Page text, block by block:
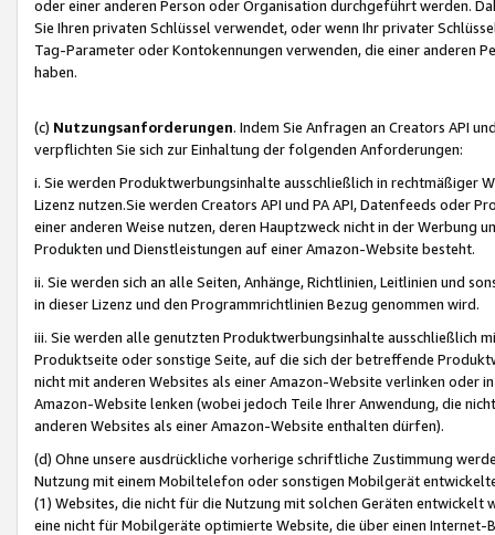
oder einer anderen Person oder Organisation durchgeführt werden.
Sie Ihren privaten Schlüssel verwendet, oder wenn Ihr privater
Tag-Parameter oder Kontokennungen verwenden, die einer anderen
haben.
(c) Nutzungsanforderungen. Indem Sie Anfragen an Creators API
verpflichten Sie sich zur Einhaltung der folgenden Anforderungen:
i. Sie werden Produktwerbungsinhalte ausschließlich in rechtmäßiger
Lizenz nutzen.Sie werden Creators API und PA API, Datenfeeds oder
einer anderen Weise nutzen, deren Hauptzweck nicht in der Werbung
Produkten und Dienstleistungen auf einer Amazon-Website besteht.
ii. Sie werden sich an alle Seiten, Anhänge, Richtlinien, Leitlinien und
in dieser Lizenz und den Programmrichtlinien Bezug genommen wird.
iii. Sie werden alle genutzten Produktwerbungsinhalte ausschließlich
Produktseite oder sonstige Seite, auf die sich der betreffende
nicht mit anderen Websites als einer Amazon-Website verlinken oder
Amazon-Website lenken (wobei jedoch Teile Ihrer Anwendung, die
anderen Websites als einer Amazon-Website enthalten dürfen).
(d) Ohne unsere ausdrückliche vorherige schriftliche Zustimmung
Nutzung mit einem Mobiltelefon oder sonstigen Mobilgerät
(1) Websites, die nicht für die Nutzung mit solchen Geräten
eine nicht für Mobilgeräte optimierte Website, die über einen